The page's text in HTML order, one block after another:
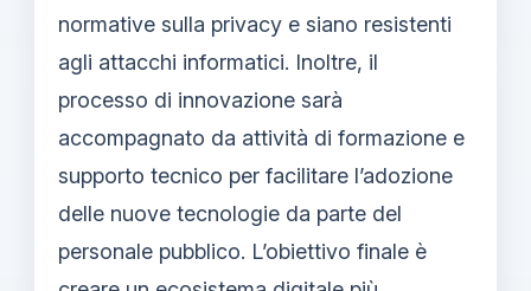
normative sulla privacy e siano resistenti
agli attacchi informatici. Inoltre, il
processo di innovazione sarà
accompagnato da attività di formazione e
supporto tecnico per facilitare l’adozione
delle nuove tecnologie da parte del
personale pubblico. L’obiettivo finale è